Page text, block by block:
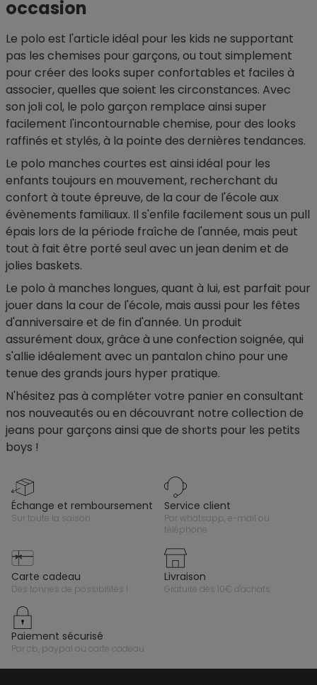
occasion
Le polo est l'article idéal pour les kids ne supportant
pas les chemises pour garçons, ou tout simplement
pour créer des looks super confortables et faciles à
associer, quelles que soient les circonstances. Avec
son joli col, le polo garçon remplace ainsi super
facilement l'incontournable chemise, pour des looks
raffinés et stylés, à la pointe des dernières tendances.
Le polo manches courtes est ainsi idéal pour les
enfants toujours en mouvement, recherchant du
confort à toute épreuve, de la cour de l'école aux
évènements familiaux. Il s'enfile facilement sous un pull
épais lors de la période fraîche de l'année, mais peut
tout à fait être porté seul avec un jean denim et de
jolies baskets.
Le polo à manches longues, quant à lui, est parfait pour
jouer dans la cour de l'école, mais aussi pour les fêtes
d'anniversaire et de fin d'année. Un produit
assurément doux, grâce à une confection soignée, qui
s'allie idéalement avec un pantalon chino pour une
tenue des grands jours hyper pratique.
N'hésitez pas à compléter votre panier en consultant
nos nouveautés ou en découvrant notre collection de
jeans pour garçons ainsi que de shorts pour les petits
boys !
échange et remboursement
sur toute la saison
service client
par whatsapp, e-mail ou
téléphone
carte cadeau
des tonnes de possibilités !
livraison
gratuite dès 10€ d'achats
paiement sécurisé
par cb, paypal ou carte cadeau